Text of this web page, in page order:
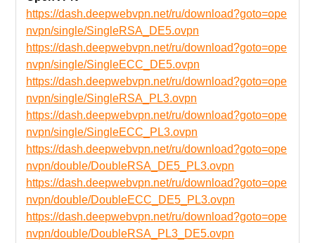
https://dash.deepwebvpn.net/ru/download?goto=ope
nvpn/single/SingleRSA_DE5.ovpn
https://dash.deepwebvpn.net/ru/download?goto=ope
nvpn/single/SingleECC_DE5.ovpn
https://dash.deepwebvpn.net/ru/download?goto=ope
nvpn/single/SingleRSA_PL3.ovpn
https://dash.deepwebvpn.net/ru/download?goto=ope
nvpn/single/SingleECC_PL3.ovpn
https://dash.deepwebvpn.net/ru/download?goto=ope
nvpn/double/DoubleRSA_DE5_PL3.ovpn
https://dash.deepwebvpn.net/ru/download?goto=ope
nvpn/double/DoubleECC_DE5_PL3.ovpn
https://dash.deepwebvpn.net/ru/download?goto=ope
nvpn/double/DoubleRSA_PL3_DE5.ovpn